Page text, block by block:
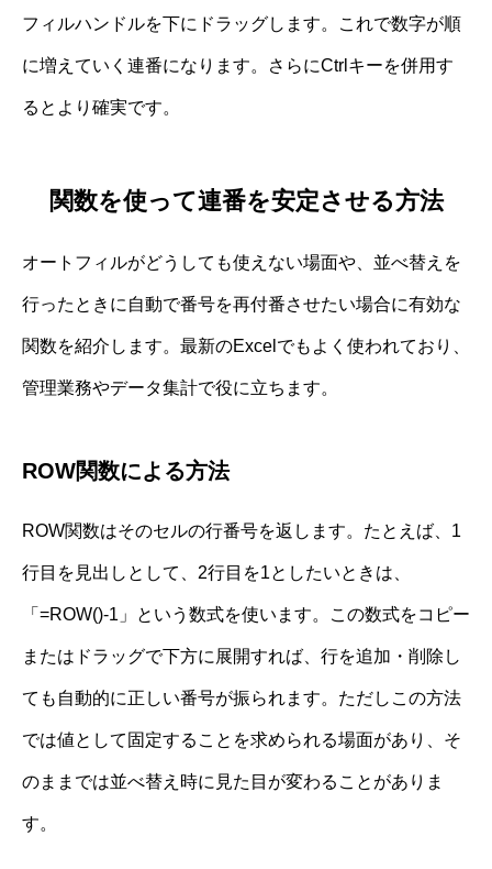
フィルハンドルを下にドラッグします。これで数字が順
に増えていく連番になります。さらにCtrlキーを併用す
るとより確実です。
関数を使って連番を安定させる方法
オートフィルがどうしても使えない場面や、並べ替えを
行ったときに自動で番号を再付番させたい場合に有効な
関数を紹介します。最新のExcelでもよく使われており、
管理業務やデータ集計で役に立ちます。
ROW関数による方法
ROW関数はそのセルの行番号を返します。たとえば、1
行目を見出しとして、2行目を1としたいときは、
「=ROW()-1」という数式を使います。この数式をコピー
またはドラッグで下方に展開すれば、行を追加・削除し
ても自動的に正しい番号が振られます。ただしこの方法
では値として固定することを求められる場面があり、そ
のままでは並べ替え時に見た目が変わることがありま
す。